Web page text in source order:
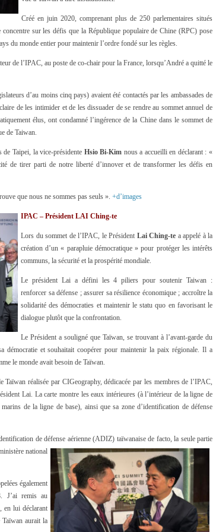
Créé en juin 2020, comprenant plus de 250 parlementaires situés
sur les défis que la République populaire de Chine (RPC) pose
du monde entier pour maintenir l’ordre fondé sur les règles.
de l’IPAC, au poste de co-chair pour la France, lorsqu’André a quitté le
d’au moins cinq pays) avaient été contactés par les ambassades de
de les intimider et de les dissuader de se rendre au sommet annuel de
élus, ont condamné l’ingérence de la Chine dans le sommet de
de Taiwan.
Taipei, la vice-présidente Hsio Bi-Kim nous a accueilli en déclarant : «
de tirer parti de notre liberté d’innover et de transformer les défis en
que nous ne sommes pas seuls ». +d’images
IPAC – Président LAI Ching-te
Lors du sommet de l’IPAC, le Président Lai Ching-te a appelé à la
création d’un « parapluie démocratique » pour protéger les intérêts
communs, la sécurité et la prospérité mondiale.
Le président Lai a défini les 4 piliers pour soutenir Taiwan :
renforcer sa défense ; assurer sa résilience économique ; accroître la
solidarité des démocraties et maintenir le statu quo en favorisant le
dialogue plutôt que la confrontation.
Le Président a souligné que Taïwan, se trouvant à l’avant-garde du
démocratie et souhaitait coopérer pour maintenir la paix régionale. Il a
le monde avait besoin de Taïwan.
réalisée par CIGeography, dédicacée par les membres de l’IPAC,
Lai. La carte montre les eaux intérieures (à l’intérieur de la ligne de
de la ligne de base), ainsi que sa zone d’identification de défense
de défense aérienne (ADIZ) taïwanaise de facto, la seule partie
national
également
J’ai remis au
en lui déclarant
aurait la